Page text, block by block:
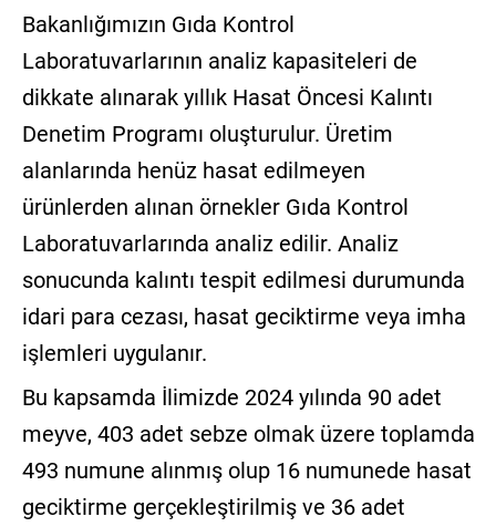
Bakanlığımızın Gıda Kontrol
Laboratuvarlarının analiz kapasiteleri de
dikkate alınarak yıllık Hasat Öncesi Kalıntı
Denetim Programı oluşturulur. Üretim
alanlarında henüz hasat edilmeyen
ürünlerden alınan örnekler Gıda Kontrol
Laboratuvarlarında analiz edilir. Analiz
sonucunda kalıntı tespit edilmesi durumunda
idari para cezası, hasat geciktirme veya imha
işlemleri uygulanır.
Bu kapsamda İlimizde 2024 yılında 90 adet
meyve, 403 adet sebze olmak üzere toplamda
493 numune alınmış olup 16 numunede hasat
geciktirme gerçekleştirilmiş ve 36 adet